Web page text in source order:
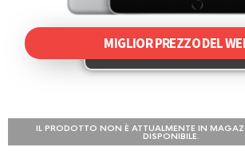
MIGLIOR PREZZO DEL
IL PRODOTTO NON È ATTUALMENTE IN
DISPONIBILE.